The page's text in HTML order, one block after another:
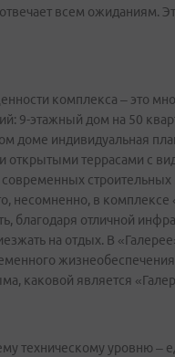
всем ожиданиям.
комплекса – это
9-этажный дом на 50
доме индивидуальная
открытыми террасами с
строительных
несомненно, в
благодаря отличной
на отдых. В
каковой является
техническому уровню –